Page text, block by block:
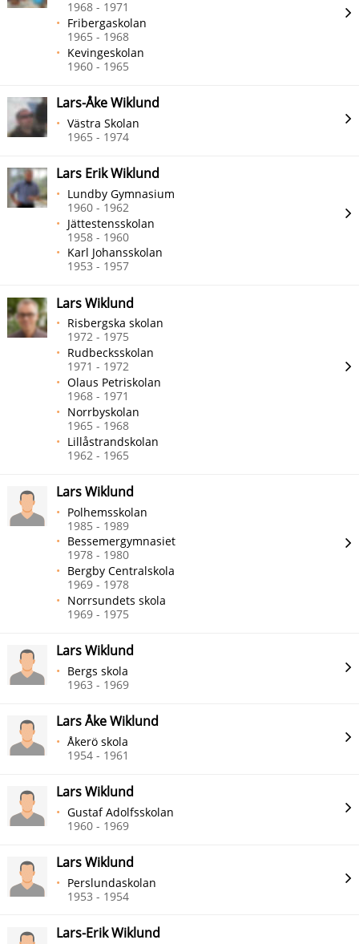
1968 - 1971
Fribergaskolan
1965 - 1968
Kevingeskolan
1960 - 1965
Lars-Åke Wiklund
Västra Skolan
1965 - 1974
Lars Erik Wiklund
Lundby Gymnasium
1960 - 1962
Jättestensskolan
1958 - 1960
Karl Johansskolan
1953 - 1957
Lars Wiklund
Risbergska skolan
1972 - 1975
Rudbecksskolan
1971 - 1972
Olaus Petriskolan
1968 - 1971
Norrbyskolan
1965 - 1968
Lillåstrandskolan
1962 - 1965
Lars Wiklund
Polhemsskolan
1985 - 1989
Bessemergymnasiet
1978 - 1980
Bergby Centralskola
1969 - 1978
Norrsundets skola
1969 - 1975
Lars Wiklund
Bergs skola
1963 - 1969
Lars Åke Wiklund
Åkerö skola
1954 - 1961
Lars Wiklund
Gustaf Adolfsskolan
1960 - 1969
Lars Wiklund
Perslundaskolan
1953 - 1954
Lars-Erik Wiklund